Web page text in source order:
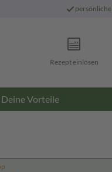
persönliche
Rezept einlösen
Deine Vorteile